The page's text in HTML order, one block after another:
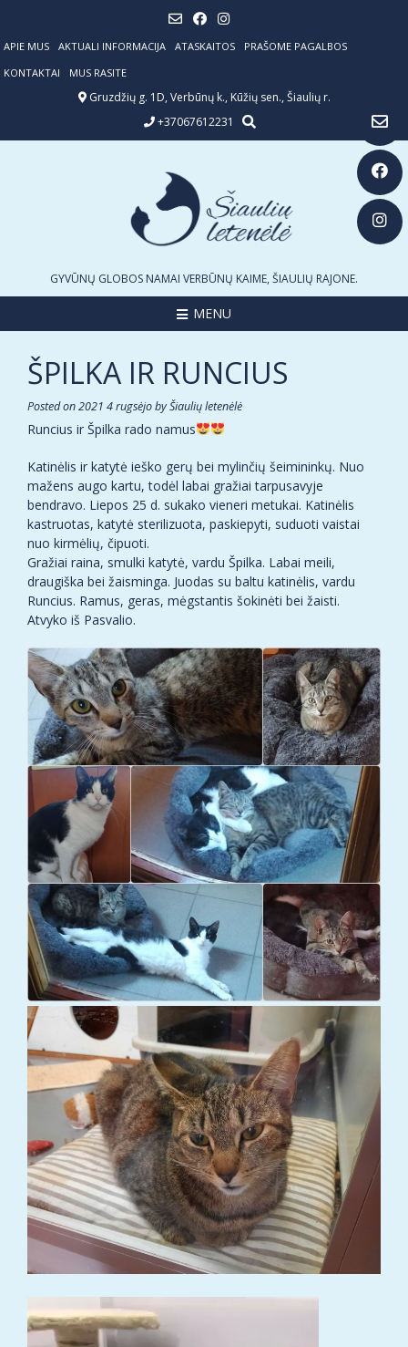
content
APIE MUS AKTUALI INFORMACIJA ATASKAITOS
PRAŠOME PAGALBOS
KONTAKTAI
MUS RASITE
Gruzdžių g. 1D, Verbūnų k., Kūžių sen., Šiaulių r.
+37067612231
GYVŪNŲ GLOBOS NAMAI VERBŪNŲ KAIME, ŠIAULIŲ RAJONE.
MENU
ŠPILKA IR RUNCIUS
Posted on2021 4 rugsėjobyŠiaulių letenėlė
Runcius ir Špilka rado namus
Katinėlis ir katytė ieško gerų bei mylinčių šeimininkų. Nuo
mažens augo kartu, todėl labai gražiai tarpusavyje
bendravo. Liepos 25 d. sukako vieneri metukai. Katinėlis
kastruotas, katytė sterilizuota, paskiepyti, suduoti vaistai
nuo kirmėlių, čipuoti.
Gražiai raina, smulki katytė, vardu Špilka. Labai meili,
draugiška bei žaisminga. Juodas su baltu katinėlis, vardu
Runcius. Ramus, geras, mėgstantis šokinėti bei žaisti.
Atvyko iš Pasvalio.
grotuvas